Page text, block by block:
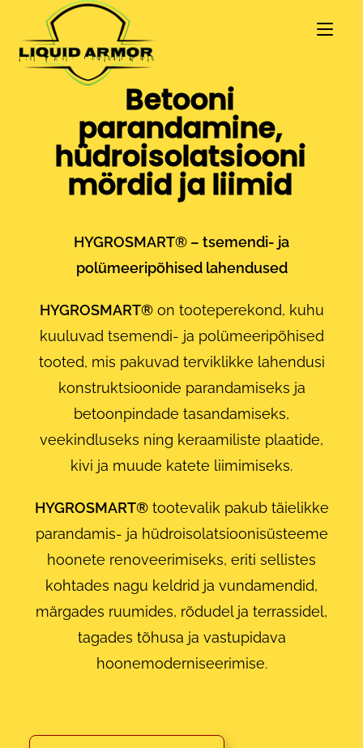
Betooni
parandamine,
hüdroisolatsiooni
mördid ja liimid
HYGROSMART® – tsemendi- ja
polümeeripõhised lahendused
HYGROSMART®on tooteperekond, kuhu
kuuluvad tsemendi- ja polümeeripõhised
tooted, mis pakuvad terviklikke lahendusi
konstruktsioonide parandamiseks ja
betoonpindade tasandamiseks,
veekindluseks ning keraamiliste plaatide,
kivi ja muude katete liimimiseks.
HYGROSMART®tootevalik pakub täielikke
parandamis- ja hüdroisolatsioonisüsteeme
hoonete renoveerimiseks, eriti sellistes
kohtades nagu keldrid ja vundamendid,
märgades ruumides, rõdudel ja terrassidel,
tagades tõhusa ja vastupidava
hoonemoderniseerimise.